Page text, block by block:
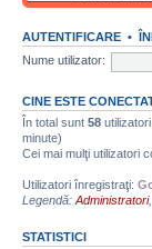
AUTENTIFICARE •
Nume utilizator:
CINE ESTE
În total sunt 58
minute)
Cei mai mulţi utilizatori
Utilizatori înregistraţi:
Legendă: Administratori,
STATISTICI